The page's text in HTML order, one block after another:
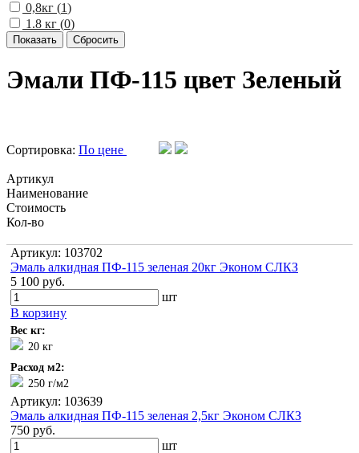
0,8кг (1)
1.8 кг (0)
Эмали ПФ-115 цвет Зеленый
Сортировка: По цене
Артикул
Наименование
Стоимость
Кол-во
Артикул: 103702
Эмаль алкидная ПФ-115 зеленая 20кг Эконом СЛКЗ
5 100 руб.
шт
В корзину
Вес кг:
20 кг
Расход м2:
250 г/м2
Артикул: 103639
Эмаль алкидная ПФ-115 зеленая 2,5кг Эконом СЛКЗ
750 руб.
шт